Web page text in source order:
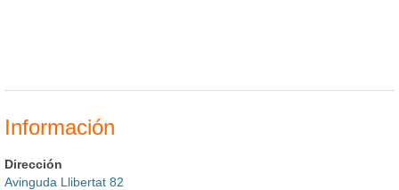
Información
Dirección
Avinguda Llibertat 82